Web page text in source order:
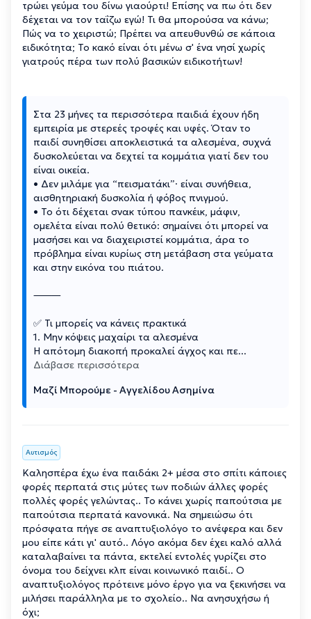
τρώει γεύμα του δίνω γιαούρτι! Επίσης να πω ότι δεν
δέχεται να τον ταΐζω εγώ! Τι θα μπορούσα να κάνω;
Πώς να το χειριστώ; Πρέπει να απευθυνθώ σε κάποια
ειδικότητα; Το κακό είναι ότι μένω σ' ένα νησί χωρίς
γιατρούς πέρα των πολύ βασικών ειδικοτήτων!
Στα 23 μήνες τα περισσότερα παιδιά έχουν ήδη
εμπειρία με στερεές τροφές και υφές. Όταν το
παιδί συνηθίσει αποκλειστικά τα αλεσμένα, συχνά
δυσκολεύεται να δεχτεί τα κομμάτια γιατί δεν του
είναι οικεία.
• Δεν μιλάμε για “πεισματάκι”· είναι συνήθεια,
αισθητηριακή δυσκολία ή φόβος πνιγμού.
• Το ότι δέχεται σνακ τύπου πανκέικ, μάφιν,
ομελέτα είναι πολύ θετικό: σημαίνει ότι μπορεί να
μασήσει και να διαχειριστεί κομμάτια, άρα το
πρόβλημα είναι κυρίως στη μετάβαση στα γεύματα
και στην εικόνα του πιάτου.
⸻
✅ Τι μπορείς να κάνεις πρακτικά
1. Μην κόψεις μαχαίρι τα αλεσμένα
Η απότομη διακοπή προκαλεί άγχος και πε...
Διάβασε περισσότερα
Μαζί Μπορούμε - Αγγελίδου Ασημίνα
Αυτισμός
Καλησπέρα έχω ένα παιδάκι 2+ μέσα στο σπίτι κάποιες
φορές περπατά στις μύτες των ποδιών άλλες φορές
πολλές φορές γελώντας.. Το κάνει χωρίς παπούτσια με
παπούτσια περπατά κανονικά. Να σημειώσω ότι
πρόσφατα πήγε σε αναπτυξιολόγο το ανέφερα και δεν
μου είπε κάτι γι' αυτό.. Λόγο ακόμα δεν έχει καλό αλλά
καταλαβαίνει τα πάντα, εκτελεί εντολές γυρίζει στο
όνομα του δείχνει κλπ είναι κοινωνικό παιδί.. Ο
αναπτυξιολόγος πρότεινε μόνο έργο για να ξεκινήσει να
μιλήσει παράλληλα με το σχολείο.. Να ανησυχήσω ή
όχι;